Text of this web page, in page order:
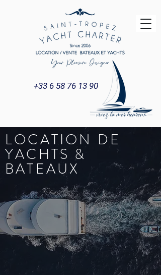
+33 6 58 76 13 90
LOCATION DE
YACHTS &
BATEAUX